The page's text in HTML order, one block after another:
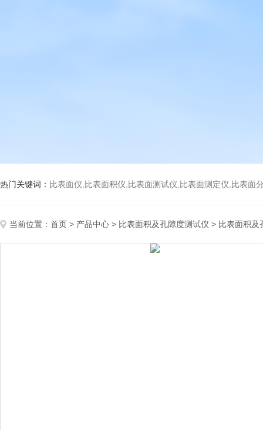
热门关键词： 比表面仪,比表面积仪,比表面测试仪,比表面测定仪,比表面分析仪,比表
当前位置： 首页 > 产品中心 > 比表面积及孔隙度测试仪 > 比表面积及